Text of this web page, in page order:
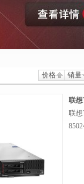
价格
销量
联
联想